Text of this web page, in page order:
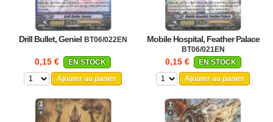
Drill Bullet, Geniel BT06/022EN
0,15 €
EN STOCK
Ajouter au panier
Mobile Hospital, Feather Palace
BT06/021EN
0,15 €
EN STOCK
Ajouter au panier